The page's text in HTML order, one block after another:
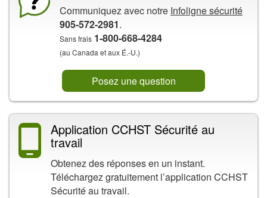
Communiquez avec notre Infoligne sécurité
905-572-2981.
Sans frais 1-800-668-4284
(au Canada et aux É.-U.)
Posez une question
Application CCHST Sécurité au
travail
Obtenez des réponses en un instant.
Téléchargez gratuitement l’application CCHST
Sécurité au travail.